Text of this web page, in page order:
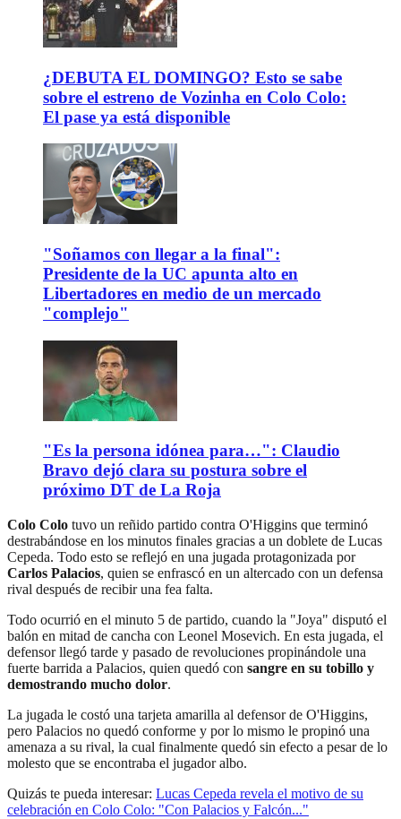
¿DEBUTA EL DOMINGO? Esto se sabe
sobre el estreno de Vozinha en Colo Colo:
El pase ya está disponible
"Soñamos con llegar a la final":
Presidente de la UC apunta alto en
Libertadores en medio de un mercado
"complejo"
"Es la persona idónea para…": Claudio
Bravo dejó clara su postura sobre el
próximo DT de La Roja
Colo Colo tuvo un reñido partido contra O'Higgins que terminó
destrabándose en los minutos finales gracias a un doblete de Lucas
Cepeda. Todo esto se reflejó en una jugada protagonizada por
Carlos Palacios, quien se enfrascó en un altercado con un defensa
rival después de recibir una fea falta.
Todo ocurrió en el minuto 5 de partido, cuando la "Joya" disputó el
balón en mitad de cancha con Leonel Mosevich. En esta jugada, el
defensor llegó tarde y pasado de revoluciones propinándole una
fuerte barrida a Palacios, quien quedó con sangre en su tobillo y
demostrando mucho dolor.
La jugada le costó una tarjeta amarilla al defensor de O'Higgins,
pero Palacios no quedó conforme y por lo mismo le propinó una
amenaza a su rival, la cual finalmente quedó sin efecto a pesar de lo
molesto que se encontraba el jugador albo.
Quizás te pueda interesar: Lucas Cepeda revela el motivo de su
celebración en Colo Colo: "Con Palacios y Falcón..."